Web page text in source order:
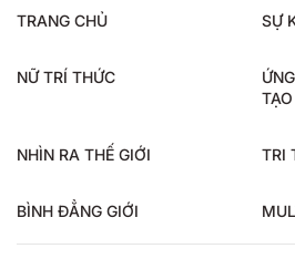
TRANG CHỦ SỰ
NỮ TRÍ THỨC
TẠO
NHÌN RA THẾ GIỚI TRI
BÌNH ĐẲNG GIỚI